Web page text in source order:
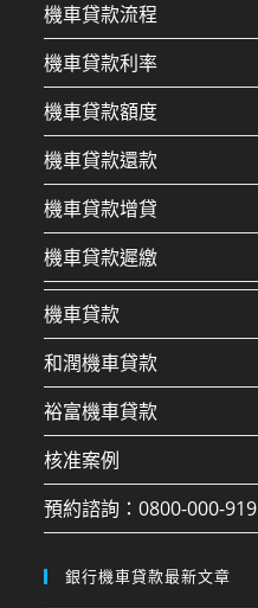
機車貸款流程
機車貸款利率
機車貸款額度
機車貸款還款
機車貸款增貸
機車貸款遲繳
機車貸款
和潤機車貸款
裕富機車貸款
核准案例
預約諮詢：0800-000-919
銀行機車貸款最新文章